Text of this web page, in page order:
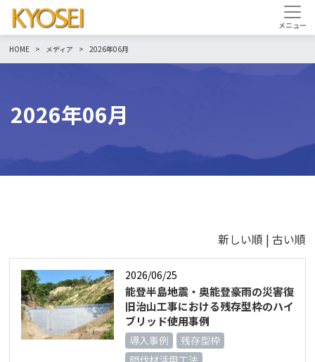
HOME メディア 2026年06月
2026年06月
新しい順 | 古い順
2026/06/25
能登半島地震・奥能登豪雨の災害復
旧治山工事における残存型枠のハイ
ブリッド使用事例
導入事例
残存型枠